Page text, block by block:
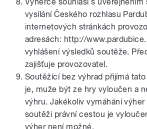
Výherce souhlasí s uveřejněním
vysílání Českého rozhlasu
internetových stránkách
adresách: http://
vyhlášení výsledků soutěže.
zajišťuje provozovatel.
Soutěžící bez výhrad přijímá
je, muže být ze hry vyloučen a
výhru. Jakékoliv vymáhání
soutěži právní cestou je
výher není možné.